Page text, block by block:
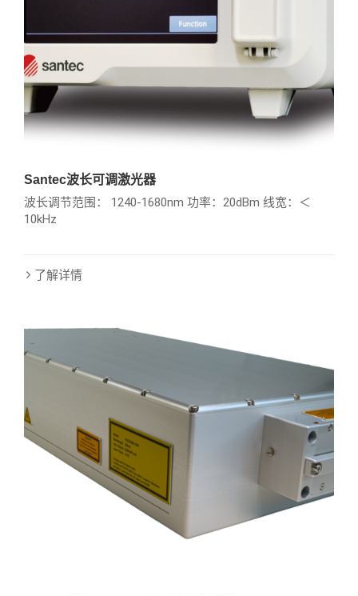
Santec波长可调激光器
波长调节范围： 1240-1680nm 功率：20dBm 线宽：＜
10kHz
了解详情